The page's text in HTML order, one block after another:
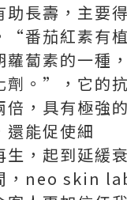
助長壽，主要
“番茄紅素有
蘿蔔素的一種
劑。”，它的
倍，具有極強
還能促使細
，起到延緩
neo skin